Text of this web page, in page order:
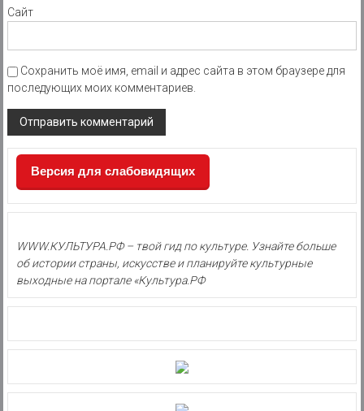
Сайт
Сохранить моё имя, email и адрес сайта в этом браузере для
последующих моих комментариев.
Версия для слабовидящих
WWW.КУЛЬТУРА.РФ – твой гид по культуре. Узнайте больше
об истории страны, искусстве и планируйте культурные
выходные на портале «Культура.РФ